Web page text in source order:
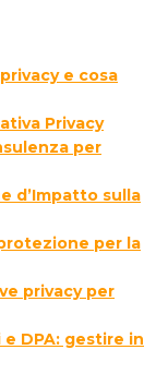
e cosa
Privacy
per
d’Impatto sulla
per la
privacy per
DPA: gestire in